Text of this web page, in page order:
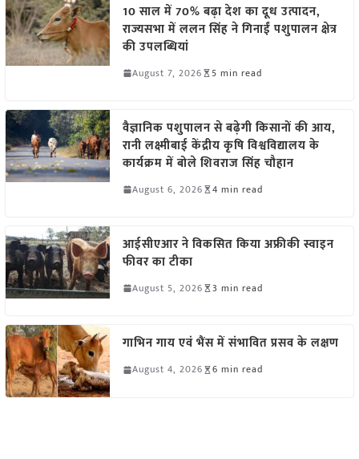
10 साल में 70% बढ़ा देश का दूध उत्पादन,
राज्यसभा में ललन सिंह ने गिनाईं पशुपालन क्षेत्र
की उपलब्धियां
August 7, 2026 5 min read
वैज्ञानिक पशुपालन से बढ़ेगी किसानों की आय,
रानी लक्ष्मीबाई केंद्रीय कृषि विश्वविद्यालय के
कार्यक्रम में बोले शिवराज सिंह चौहान
August 6, 2026 4 min read
आईसीएआर ने विकसित किया अफ्रीकी स्वाइन
फीवर का टीका
August 5, 2026 3 min read
गाभिन गाय एवं भैंस में संभावित प्रसव के लक्षण
August 4, 2026 6 min read